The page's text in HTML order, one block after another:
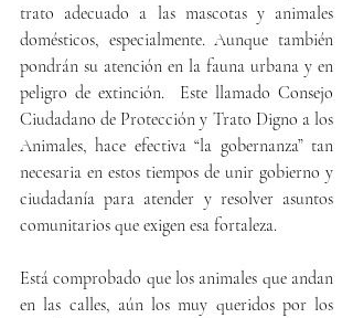
trato adecuado a las mascotas y animales
domésticos, especialmente. Aunque también
pondrán su atención en la fauna urbana y en
peligro de extinción.  Este llamado Consejo
Ciudadano de Protección y Trato Digno a los
Animales, hace efectiva “la gobernanza” tan
necesaria en estos tiempos de unir gobierno y
ciudadanía para atender y resolver asuntos
comunitarios que exigen esa fortaleza.
Está comprobado que los animales que andan
en las calles, aún los muy queridos por los